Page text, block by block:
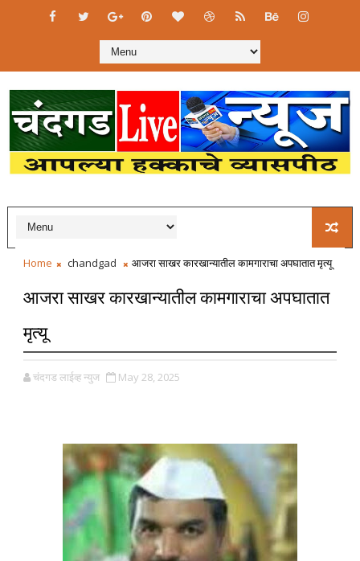
Home chandgad आजरा साखर कारखान्यातील कामगाराचा अपघातात मृत्यू
आजरा साखर कारखान्यातील कामगाराचा अपघातात
मृत्यू
चंदगड लाईव्ह न्युज May 28, 2025